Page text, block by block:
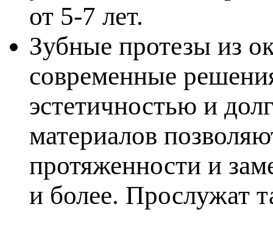
от 5-7 лет.
Зубные протезы из
современные
эстетичностью и
материалов
ротяженности и
и более. Прослужат